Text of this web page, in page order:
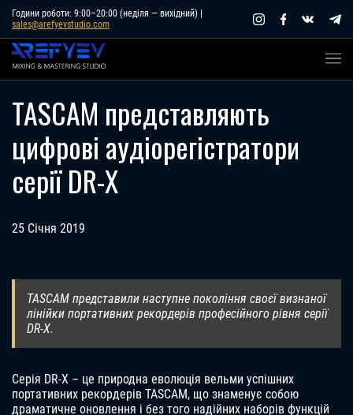
Skip
content
Години роботи: 9:00–20:00 (неділя — вихідний) |
sales@arefyevstudio.com
TASCAM представляють
цифрові аудіорегістратори
серії DR-X
25 Січня 2019
TASCAM представили наступне покоління своєї визнаної
лінійки портативних рекордерів професійного рівня серії
DR-X.
Серія DR-X – це природна еволюція вельми успішних
портативних рекордерів TASCAM, що знаменує собою
драматичне оновлення і без того надійних наборів функцій